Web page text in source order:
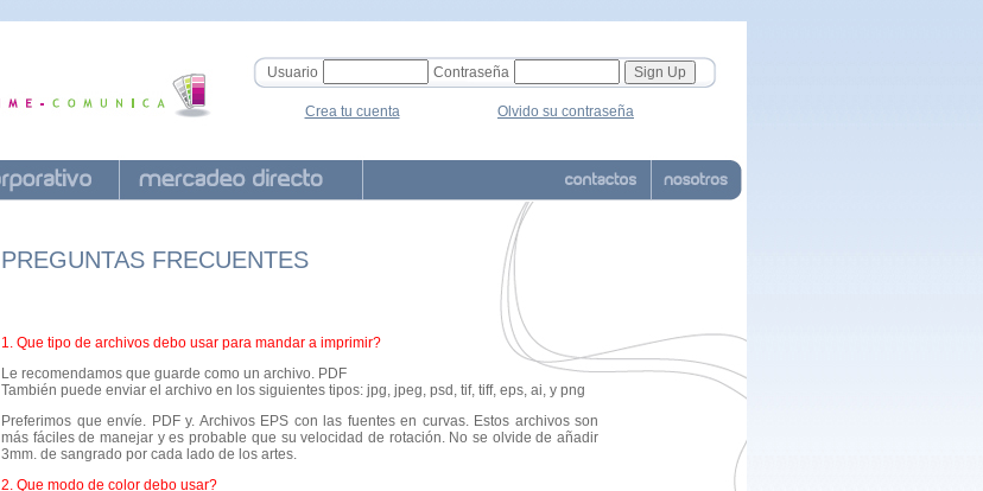
Usuario Contraseña
Crea tu cuenta Olvido su contraseña
PREGUNTAS FRECUENTES
1. Que tipo de archivos debo usar para mandar a imprimir?
Le recomendamos que guarde como un archivo. PDF
También puede enviar el archivo en los siguientes tipos: jpg, jpeg, psd, tif, tiff, eps, ai, y png
Preferimos que envíe. PDF y. Archivos EPS con las fuentes en curvas. Estos archivos son
más fáciles de manejar y es probable que su velocidad de rotación. No se olvide de añadir
3mm. de sangrado por cada lado de los artes.
2. Que modo de color debo usar?